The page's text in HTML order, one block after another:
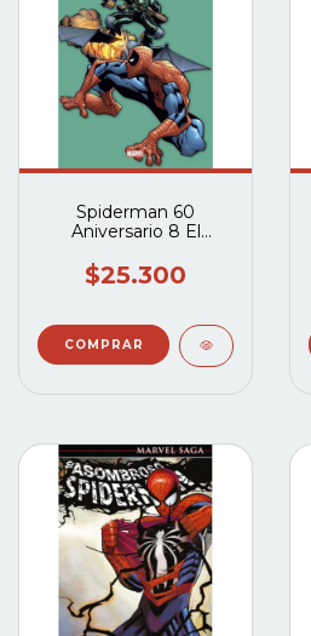
Spiderman 60
Aniversario 8 El
Verde
$25.300